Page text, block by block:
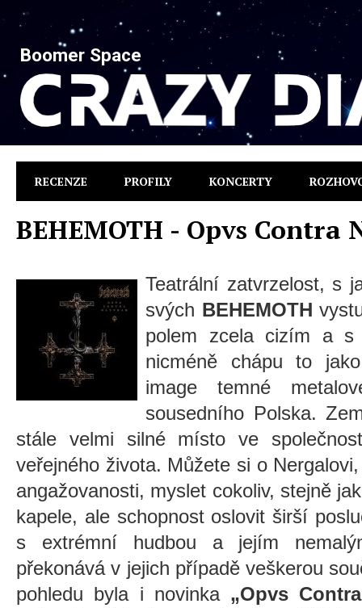
Boomer Space
RECENZE PROFILY KONCERTY
BEHEMOTH - Opvs Contra
Teatrální zatvrzelost, s
svých BEHEMOTH
polem zcela cizím a s
nicméně chápu to
image temné
sousedního Polska.
stále velmi silné místo ve
veřejného života. Můžete si o
angažovanosti, myslet cokoliv, stejně
kapele, ale schopnost oslovit širší
s extrémní hudbou a jejím
překonává v jejich případě veškerou
pohledu byla i novinka „Opvs